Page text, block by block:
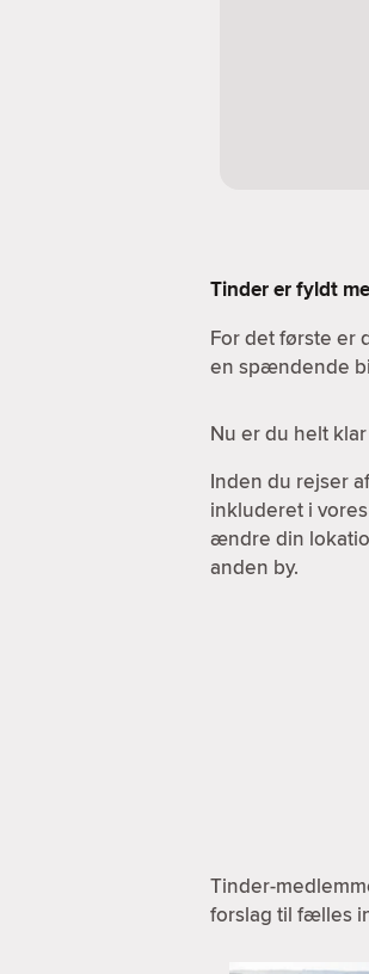
Tinder er fyldt
For det første er
en spændende
Nu er du helt
Inden du rejser
inkluderet i vores
ændre din
anden by.
Tinder-
forslag til fælles